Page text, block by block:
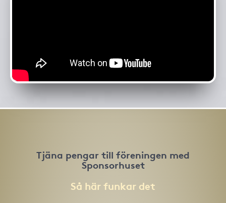
Tjäna pengar till föreningen med
Sponsorhuset
Så här funkar det